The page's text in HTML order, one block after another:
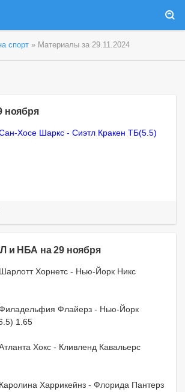
спорт » Материалы за 29.11.2024
ноября
Хосе Шаркс - Сиэтл Кракен ТБ(5.5)
и НБА на 29 ноября
Хорнетс - Нью-Йорк Никс
Флайерз - Нью-Йорк
1.65
Хокс - Кливленд Кавальерс
Харрикейнз - Флорида Пантерз